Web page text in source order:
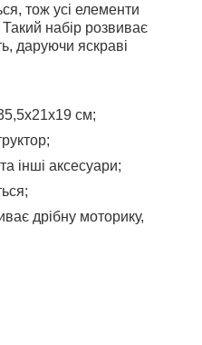
тож усі елементи
Такий набір розвиває
даруючи яскраві
см;
інші аксесуари;
дрібну моторику,